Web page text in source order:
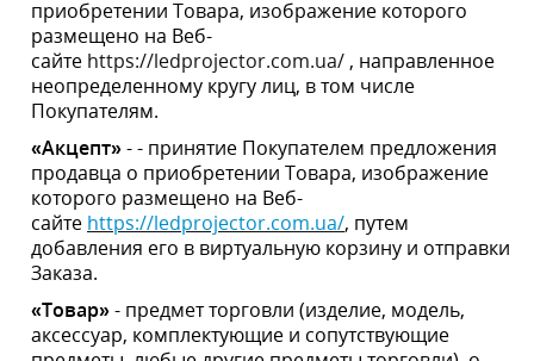
«Акцепт»- - принятие Покупателем предложения
продавца о приобретении Товара, изображение
которого размещено на Веб-
сайтеhttps://ledprojector.com.ua/, путем добавления его
в виртуальную корзину и отправки Заказа.
«Товар»- предмет торговли (изделие, модель,
аксессуар, комплектующие и сопутствующие
предметы, любые другие предметы торговли), о
приобретении которого на Веб-
сайтеhttps://ledprojector.com.ua/размещено
предложение продавца.
«Покупатель»- любое дееспособное физическое,
юридическое лицо, физическое лицо-